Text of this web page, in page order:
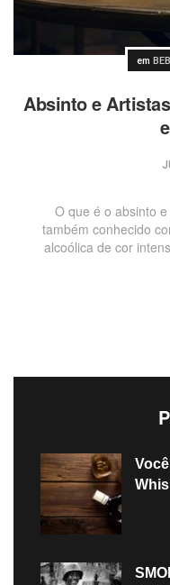
em
Absinto e
O que é o absinto
também conhecido
alcoólica de cor